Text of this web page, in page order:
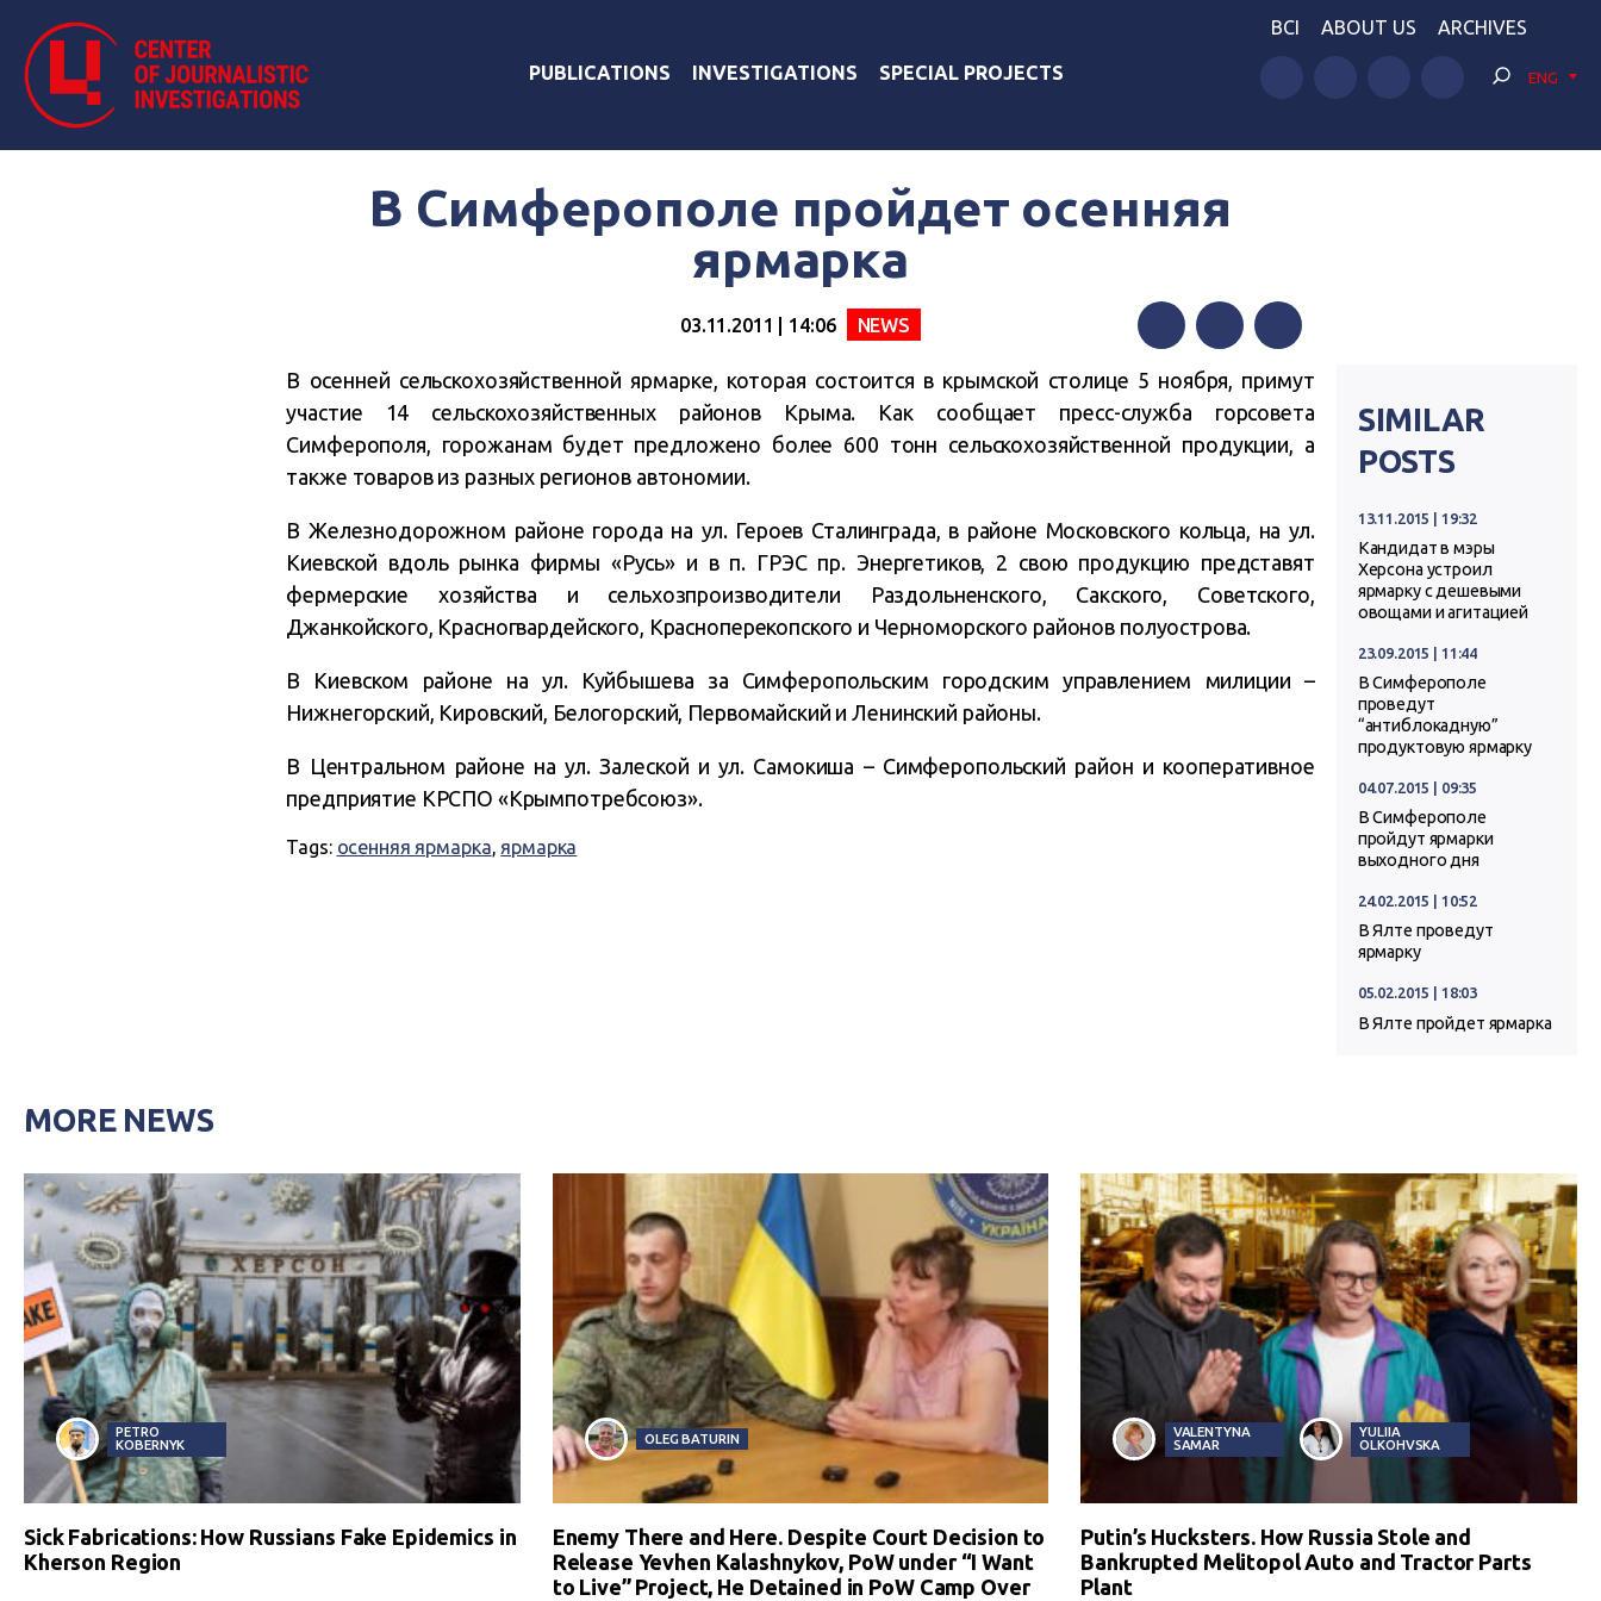
PUBLICATIONS INVESTIGATIONS SPECIAL PROJECTS
BCI ABOUT US ARCHIVES
ENG
В Симферополе пройдет осенняя
ярмарка
03.11.2011 | 14:06 NEWS
FacebookTwitterTelegram
В осенней сельскохозяйственной ярмарке, которая состоится в крымской столице 5 ноября, примут
участие 14 сельскохозяйственных районов Крыма. Как сообщает пресс-служба горсовета
Симферополя, горожанам будет предложено более 600 тонн сельскохозяйственной продукции, а
также товаров из разных регионов автономии.
В Железнодорожном районе города на ул. Героев Сталинграда, в районе Московского кольца, на ул.
Киевской вдоль рынка фирмы «Русь» и в п. ГРЭС пр. Энергетиков, 2 свою продукцию представят
фермерские хозяйства и сельхозпроизводители Раздольненского, Сакского, Советского,
Джанкойского, Красногвардейского, Красноперекопского и Черноморского районов полуострова.
В Киевском районе на ул. Куйбышева за Симферопольским городским управлением милиции –
Нижнегорский, Кировский, Белогорский, Первомайский и Ленинский районы.
В Центральном районе на ул. Залеской и ул. Самокиша – Симферопольский район и кооперативное
предприятие КРСПО «Крымпотребсоюз».
Tags: осенняя ярмарка, ярмарка
SIMILAR
POSTS
13.11.2015 | 19:32
Кандидат в мэры
Херсона устроил
ярмарку с дешевыми
овощами и агитацией
23.09.2015 | 11:44
В Симферополе
проведут
“антиблокадную”
продуктовую ярмарку
04.07.2015 | 09:35
В Симферополе
пройдут ярмарки
выходного дня
24.02.2015 | 10:52
В Ялте проведут
ярмарку
05.02.2015 | 18:03
В Ялте пройдет ярмарка
MORE NEWS
PETRO
KOBERNYK
Sick Fabrications: How Russians Fake Epidemics in
Kherson Region
OLEG BATURIN
Enemy There and Here. Despite Court Decision to
Release Yevhen Kalashnykov, PoW under “I Want
to Live” Project, He Detained in PoW Camp Over
VALENTYNA
SAMAR
YULIIA
OLKOHVSKA
Putin’s Hucksters. How Russia Stole and
Bankrupted Melitopol Auto and Tractor Parts
Plant